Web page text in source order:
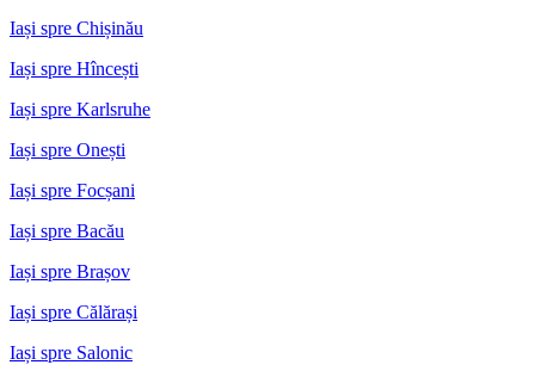
Iași spre Chișinău
Iași spre Hîncești
Iași spre Karlsruhe
Iași spre Onești
Iași spre Focșani
Iași spre Bacău
Iași spre Brașov
Iași spre Călărași
Iași spre Salonic